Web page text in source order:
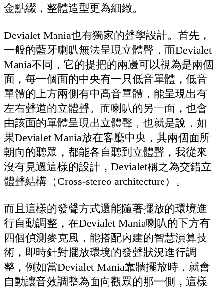
金點綴，整體造型更為細緻。
Devialet Mania也有獨家的聲學設計。首先，
一般的藍牙喇叭無法呈現立體聲，而Devialet
Mania不同，它的提把的兩邊可以視為是兩個
面，每一個面的中央有一只低音單體，低音
單體的上方兩側有中高音單體，能呈現出有
左右聲道的立體聲。而喇叭的另一面，也會
由該面的單體呈現出立體聲，也就是說，如
果Devialet Mania放在客廳中央，其兩個面所
朝向的聽眾，都能各自聽到立體聲，我從來
沒有見過這樣的設計，Devialet稱之為交錯立
體聲結構（Cross-stereo architecture）。
而且這樣的發聲方式還能隨著擺放的環境進
行自動調整，在Devialet Mania喇叭的下方有
四個偵測麥克風，能搭配內建的智慧演算技
術，即時針對擺放環境的發聲狀況進行調
整，例如當Devialet Mania靠牆擺放時，就會
自動讓音效調整為面向觀眾的那一側，這樣